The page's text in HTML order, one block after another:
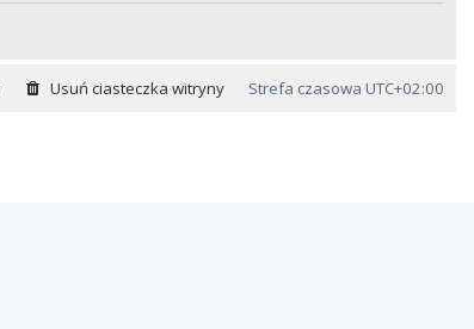
Strefa czasowa UTC+02:00
Usuń ciasteczka witryny